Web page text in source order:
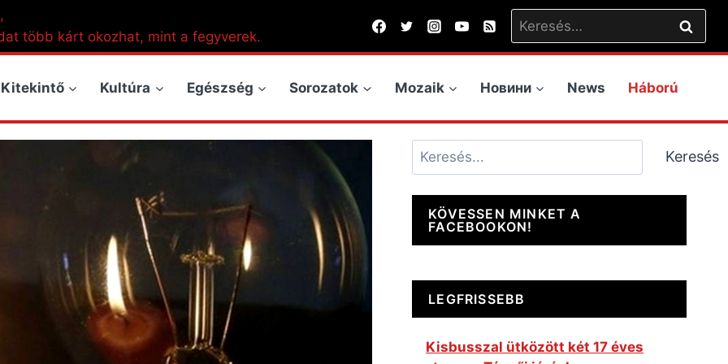
több kárt okozhat, mint a fegyverek.
Keresés:
Kitekintő Kultúra Egészség Sorozatok Mozaik Новини News Háború
Keresés Keresés
KÖVESSEN MINKET A
FACEBOOKON!
LEGFRISSEBB
Kisbusszal ütközött két 17 éves